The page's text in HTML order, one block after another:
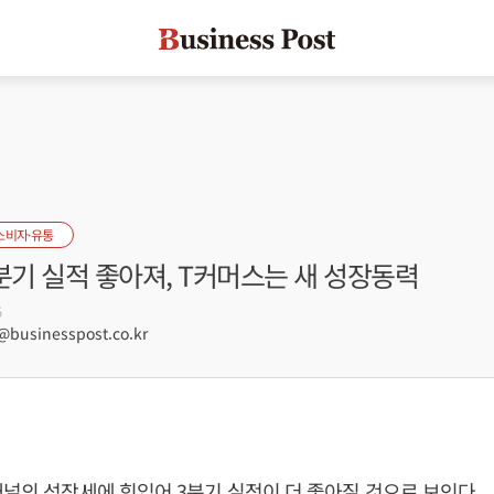
비자·유통
실적 좋아져, T커머스는 새 성장동력